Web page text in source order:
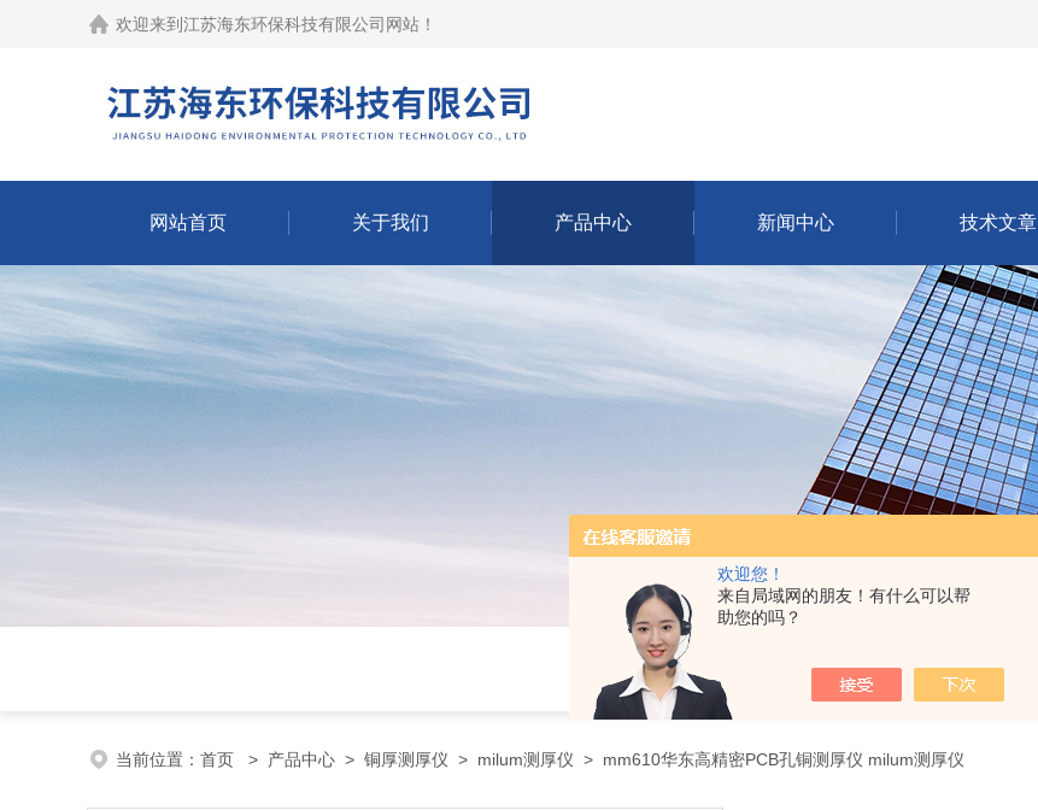
欢迎您！
来自局域网的朋友！有什么可以帮
助您的吗？
欢迎来到江苏海东环保科技有限公司网站！
网站首页 关于我们 产品中心 新闻中心 技术文章
当前位置： 首页 > 产品中心 > 铜厚测厚仪 > milum测厚仪 > mm610华东高精密PCB孔铜测厚仪 milum测厚仪